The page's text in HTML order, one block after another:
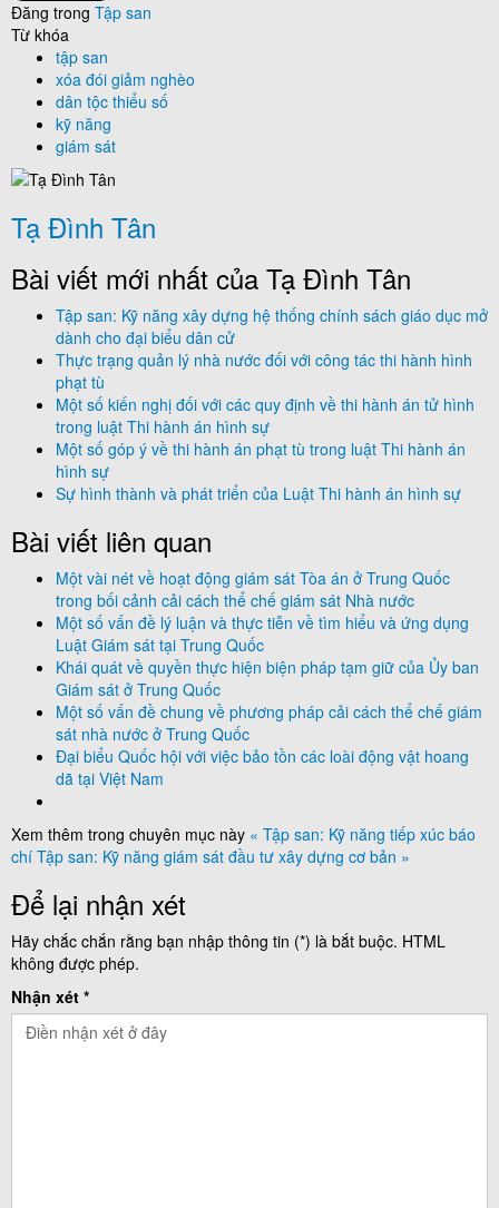
Đăng trong Tập san
Từ khóa
tập san
xóa đói giảm nghèo
dân tộc thiểu số
kỹ năng
giám sát
Tạ Đình Tân
Bài viết mới nhất của Tạ Đình Tân
Tập san: Kỹ năng xây dựng hệ thống chính sách giáo dục mở
dành cho đại biểu dân cử
Thực trạng quản lý nhà nước đối với công tác thi hành hình
phạt tù
Một số kiến nghị đối với các quy định về thi hành án tử hình
trong luật Thi hành án hình sự
Một số góp ý về thi hành án phạt tù trong luật Thi hành án
hình sự
Sự hình thành và phát triển của Luật Thi hành án hình sự
Bài viết liên quan
Một vài nét về hoạt động giám sát Tòa án ở Trung Quốc
trong bối cảnh cải cách thể chế giám sát Nhà nước
Một số vấn đề lý luận và thực tiễn về tìm hiểu và ứng dụng
Luật Giám sát tại Trung Quốc
Khái quát về quyền thực hiện biện pháp tạm giữ của Ủy ban
Giám sát ở Trung Quốc
Một số vấn đề chung về phương pháp cải cách thể chế giám
sát nhà nước ở Trung Quốc
Đại biểu Quốc hội với việc bảo tồn các loài động vật hoang
dã tại Việt Nam
Xem thêm trong chuyên mục này « Tập san: Kỹ năng tiếp xúc báo
chí Tập san: Kỹ năng giám sát đầu tư xây dựng cơ bản »
Để lại nhận xét
Hãy chắc chắn rằng bạn nhập thông tin (*) là bắt buộc. HTML
không được phép.
Nhận xét *